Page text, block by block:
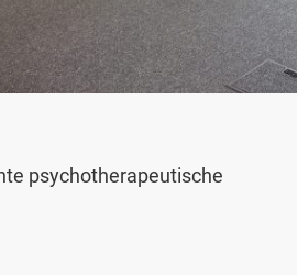
psychotherapeutische